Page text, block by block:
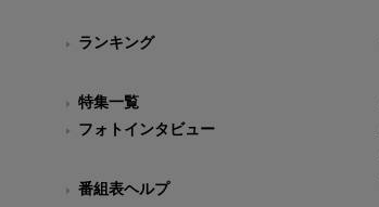
ランキング
特集一覧
フォトインタビュー
番組表ヘルプ